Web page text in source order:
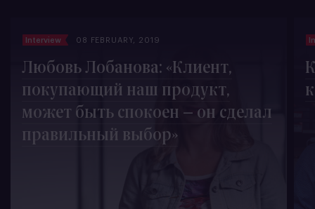
Interview 08 FEBRUARY, 2019
Любовь Лобанова: «Клиент,
покупающий наш продукт,
может быть спокоен – он сделал
правильный выбор»